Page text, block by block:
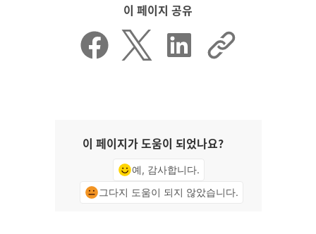
이 페이지 공유
이 페이지가 도움이 되었나요?
예, 감사합니다.
그다지 도움이 되지 않았습니다.